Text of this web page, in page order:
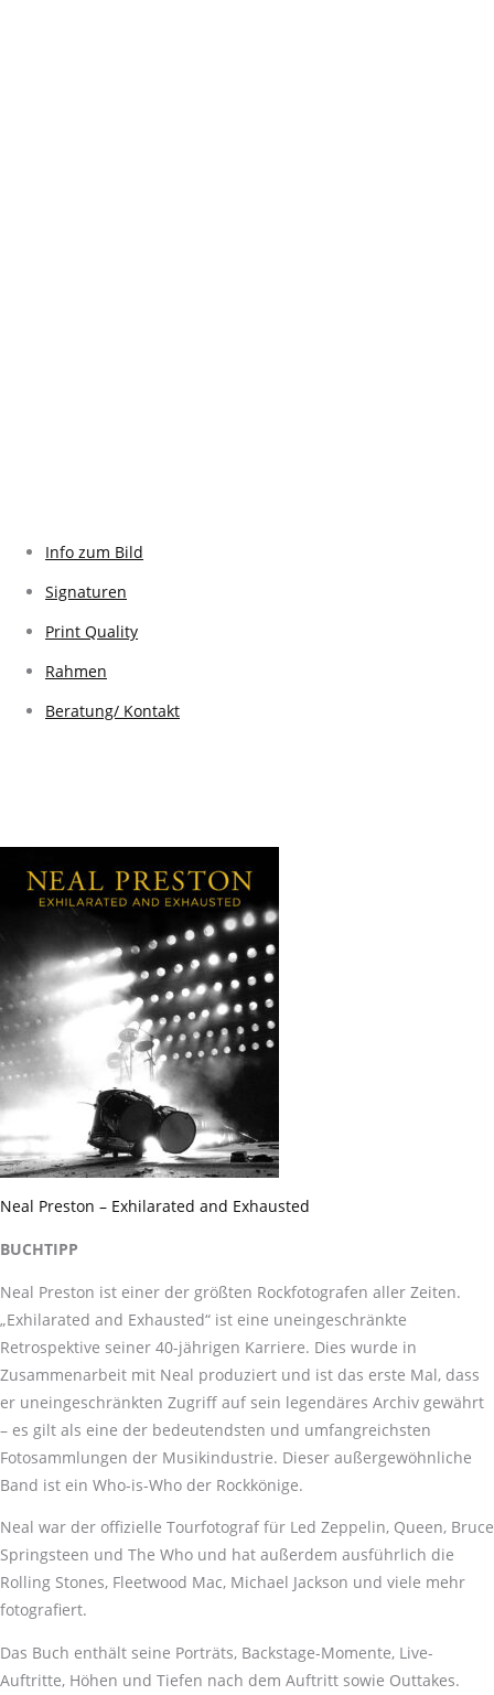
Info zum Bild
Signaturen
Print Quality
Rahmen
Beratung/ Kontakt
Neal Preston – Exhilarated and Exhausted
BUCHTIPP
Neal Preston ist einer der größten Rockfotografen aller Zeiten.
„Exhilarated and Exhausted“ ist eine uneingeschränkte
Retrospektive seiner 40-jährigen Karriere. Dies wurde in
Zusammenarbeit mit Neal produziert und ist das erste Mal, dass
er uneingeschränkten Zugriff auf sein legendäres Archiv gewährt
– es gilt als eine der bedeutendsten und umfangreichsten
Fotosammlungen der Musikindustrie. Dieser außergewöhnliche
Band ist ein Who-is-Who der Rockkönige.
Neal war der offizielle Tourfotograf für Led Zeppelin, Queen, Bruce
Springsteen und The Who und hat außerdem ausführlich die
Rolling Stones, Fleetwood Mac, Michael Jackson und viele mehr
fotografiert.
Das Buch enthält seine Porträts, Backstage-Momente, Live-
Auftritte, Höhen und Tiefen nach dem Auftritt sowie Outtakes.